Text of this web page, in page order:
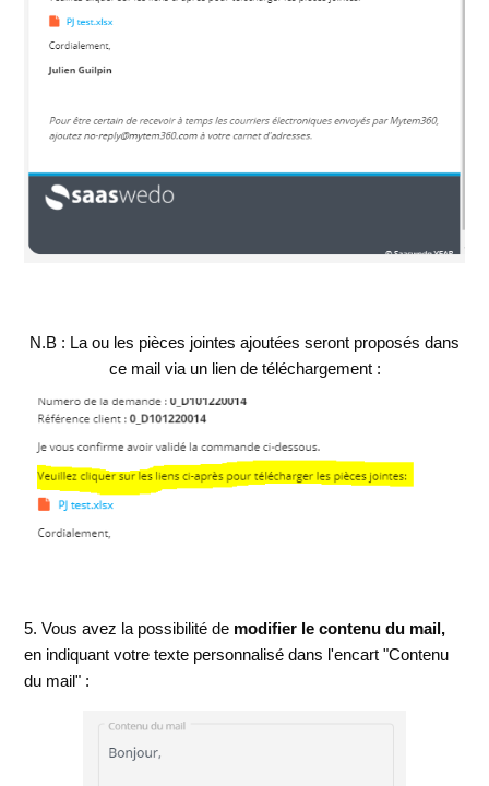
N.B : La ou les pièces jointes ajoutées seront proposés dans
ce mail via un lien de téléchargement :
5. Vous avez la possibilité de modifier le contenu du mail,
en indiquant votre texte personnalisé dans l'encart "Contenu
du mail" :